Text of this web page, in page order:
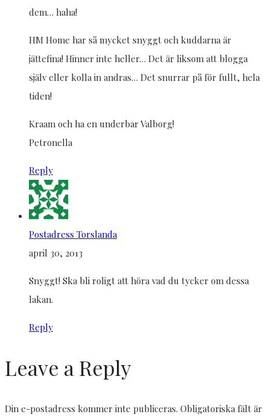
dem… haha!
HM Home har så mycket snyggt och kuddarna är
jättefina! Hinner inte heller… Det är liksom att blogga
själv eller kolla in andras… Det snurrar på för fullt, hela
tiden!
Kraam och ha en underbar Valborg!
Petronella
Reply
Postadress Torslanda
april 30, 2013
Snyggt! Ska bli roligt att höra vad du tycker om dessa
lakan.
Reply
Leave a Reply
Din e-postadress kommer inte publiceras. Obligatoriska fält är